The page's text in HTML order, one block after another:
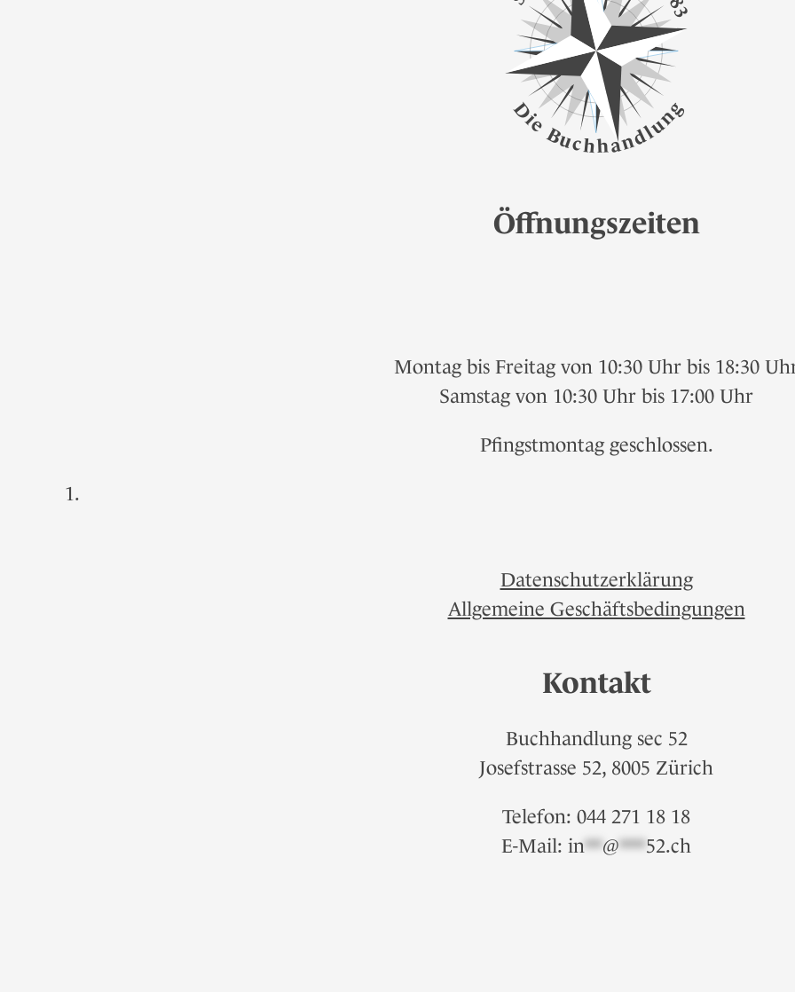
3
D
i
eBuchhandl
un
g
Öffnungszeiten
Montag bis Freitag von 10:30 Uhr bis 18:30
Samstag von 10:30 Uhr bis 17:00 Uhr
Pfingstmontag geschlossen.
Datenschutzerklärung
Allgemeine Geschäftsbedingungen
Kontakt
Buchhandlung sec 52
Josefstrasse 52, 8005 Zürich
Telefon: 044 271 18 18
E-Mail: in**@***52.ch